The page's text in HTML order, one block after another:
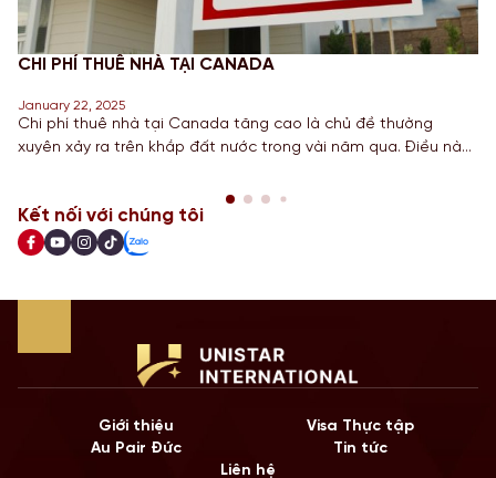
CHI PHÍ THUÊ NHÀ TẠI CANADA
January 22, 2025
Chi phí thuê nhà tại Canada tăng cao là chủ đề thường
xuyên xảy ra trên khắp đất nước trong vài năm qua. Điều này
bớt những chi phí này trong vài năm tới. Dựa trên những bước
đi gần đây nhất nhằm […]
Kết nối với chúng tôi
Giới thiệu
Visa Thực tập
Au Pair Đức
Tin tức
Liên hệ